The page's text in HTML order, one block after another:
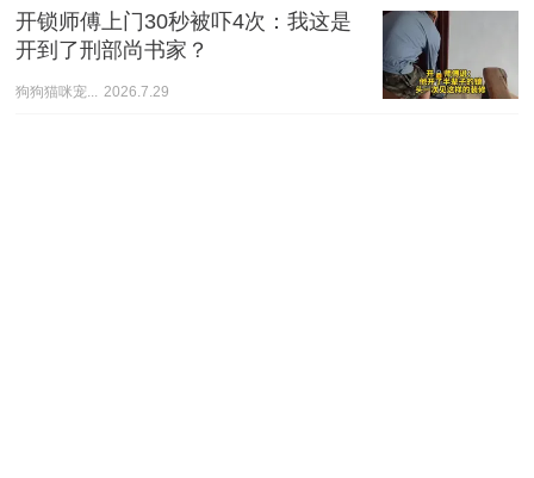
开锁师傅上门30秒被吓4次：我这是
开到了刑部尚书家？
狗狗猫咪宠... 2026.7.29